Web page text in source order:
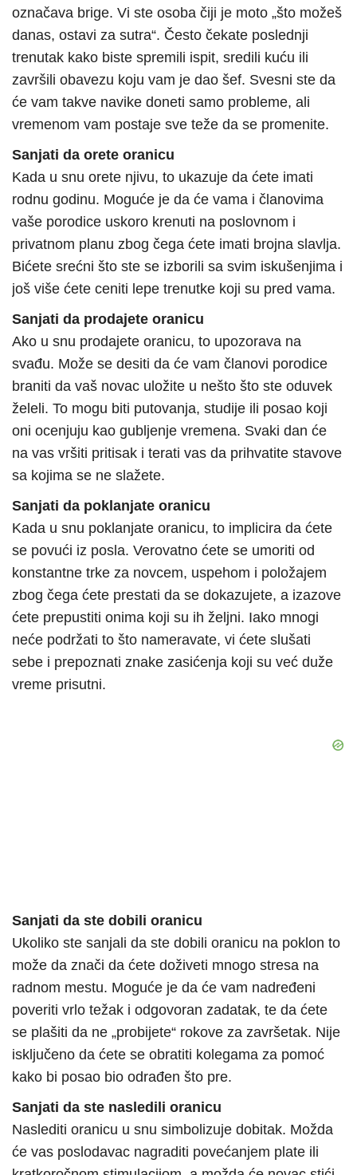
označava brige. Vi ste osoba čiji je moto „što možeš
danas, ostavi za sutra“. Često čekate poslednji
trenutak kako biste spremili ispit, sredili kuću ili
završili obavezu koju vam je dao šef. Svesni ste da
će vam takve navike doneti samo probleme, ali
vremenom vam postaje sve teže da se promenite.
Sanjati da orete oranicu
Kada u snu orete njivu, to ukazuje da ćete imati
rodnu godinu. Moguće je da će vama i članovima
vaše porodice uskoro krenuti na poslovnom i
privatnom planu zbog čega ćete imati brojna slavlja.
Bićete srećni što ste se izborili sa svim iskušenjima i
još više ćete ceniti lepe trenutke koji su pred vama.
Sanjati da prodajete oranicu
Ako u snu prodajete oranicu, to upozorava na
svađu. Može se desiti da će vam članovi porodice
braniti da vaš novac uložite u nešto što ste oduvek
želeli. To mogu biti putovanja, studije ili posao koji
oni ocenjuju kao gubljenje vremena. Svaki dan će
na vas vršiti pritisak i terati vas da prihvatite stavove
sa kojima se ne slažete.
Sanjati da poklanjate oranicu
Kada u snu poklanjate oranicu, to implicira da ćete
se povući iz posla. Verovatno ćete se umoriti od
konstantne trke za novcem, uspehom i položajem
zbog čega ćete prestati da se dokazujete, a izazove
ćete prepustiti onima koji su ih željni. Iako mnogi
neće podržati to što nameravate, vi ćete slušati
sebe i prepoznati znake zasićenja koji su već duže
vreme prisutni.
Sanjati da ste dobili oranicu
Ukoliko ste sanjali da ste dobili oranicu na poklon to
može da znači da ćete doživeti mnogo stresa na
radnom mestu. Moguće je da će vam nadređeni
poveriti vrlo težak i odgovoran zadatak, te da ćete
se plašiti da ne „probijete“ rokove za završetak. Nije
isključeno da ćete se obratiti kolegama za pomoć
kako bi posao bio odrađen što pre.
Sanjati da ste nasledili oranicu
Naslediti oranicu u snu simbolizuje dobitak. Možda
će vas poslodavac nagraditi povećanjem plate ili